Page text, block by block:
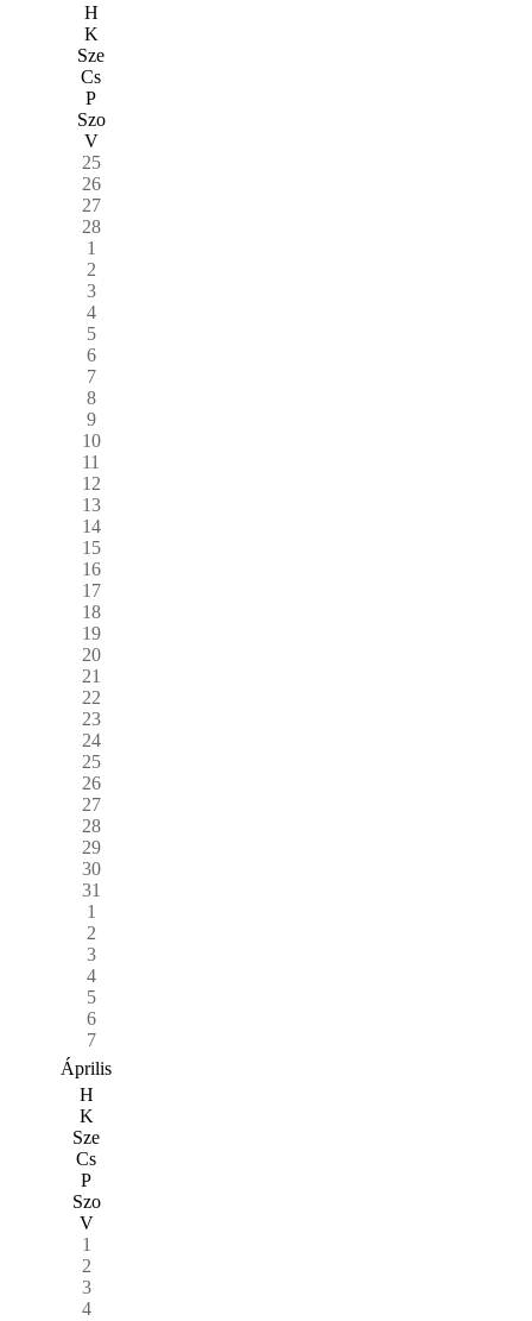
H
K
Sze
Cs
P
Szo
V
25
26
27
28
1
2
3
4
5
6
7
8
9
10
11
12
13
14
15
16
17
18
19
20
21
22
23
24
25
26
27
28
29
30
31
1
2
3
4
5
6
7
Április
H
K
Sze
Cs
P
Szo
V
1
2
3
4